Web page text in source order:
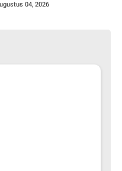
04, 2026